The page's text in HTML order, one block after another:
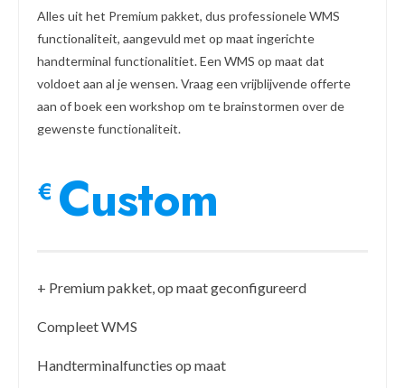
Alles uit het Premium pakket, dus professionele WMS
functionaliteit, aangevuld met op maat ingerichte
handterminal functionalitiet. Een WMS op maat dat
voldoet aan al je wensen. Vraag een vrijblijvende offerte
aan of boek een workshop om te brainstormen over de
gewenste functionaliteit.
€ Custom
+ Premium pakket, op maat geconfigureerd
Compleet WMS
Handterminalfuncties op maat